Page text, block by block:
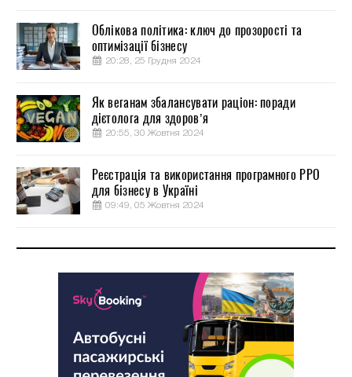
Облікова політика: ключ до прозорості та
оптимізації бізнесу
20:28, 25 Грудня 2024
Як веганам збалансувати раціон: поради
дієтолога для здоров’я
20:55, 30 Жовтня 2024
Реєстрація та використання програмного РРО
для бізнесу в Україні
09:49, 05 Жовтня 2024